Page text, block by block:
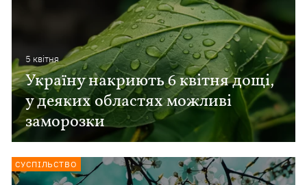
5 квiтня
Україну накриють 6 квітня дощі,
у деяких областях можливі
заморозки
СУСПІЛЬСТВО